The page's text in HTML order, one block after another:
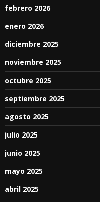
febrero 2026
enero 2026
diciembre 2025
noviembre 2025
octubre 2025
septiembre 2025
agosto 2025
julio 2025
junio 2025
mayo 2025
abril 2025